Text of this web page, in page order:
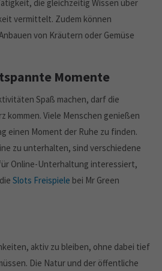
die gleichzeitig Wissen über
vermittelt. Zudem können
von Kräutern oder Gemüse
Momente
Spaß machen, darf die
kommen. Viele Menschen genießen
einen Moment der Ruhe zu finden.
zu unterhalten, sind verschiedene
Online-Unterhaltung interessiert,
Slots Freispiele bei Mr Green
aktiv zu bleiben, ohne dabei tief
Die Natur und der öffentliche